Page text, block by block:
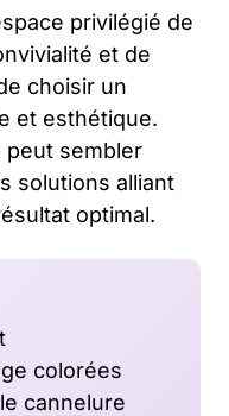
privilégié de
et de
choisir un
et esthétique.
peut sembler
solutions alliant
optimal.
colorées
cannelure